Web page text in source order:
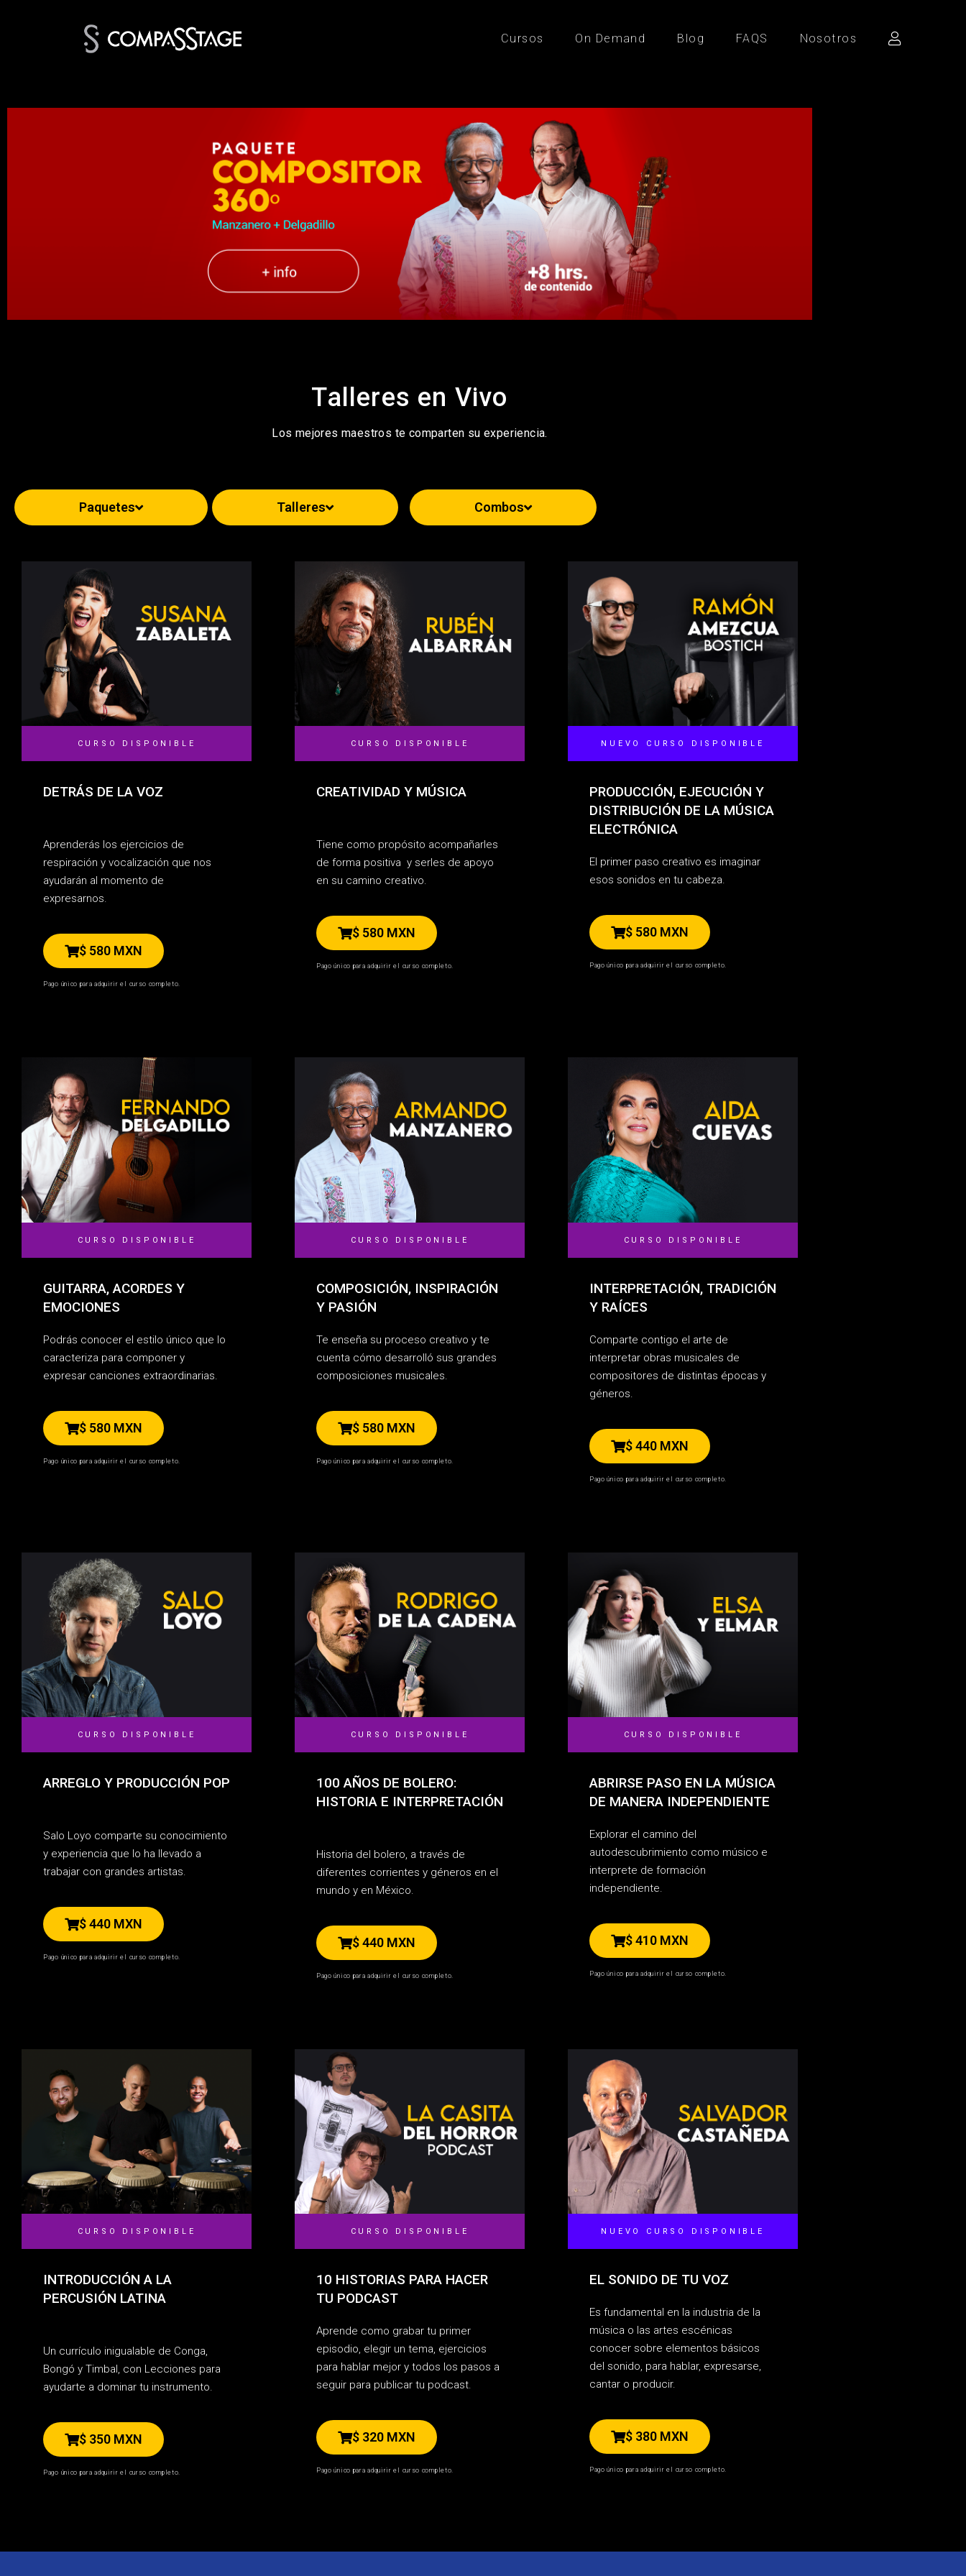
Cursos On Demand Blog FAQS Nosotros
Talleres en Vivo
Los mejores maestros te comparten su experiencia.
Paquetes Talleres Combos
CURSO DISPONIBLE
DETRÁS DE LA VOZ
Aprenderás los ejercicios de
respiración y vocalización que nos
ayudarán al momento de
expresarnos.
$ 580 MXN
Pago único para adquirir el curso completo.
CURSO DISPONIBLE
CREATIVIDAD Y MÚSICA
Tiene como propósito acompañarles
de forma positiva y serles de apoyo
en su camino creativo.
$ 580 MXN
Pago único para adquirir el curso completo.
NUEVO CURSO DISPONIBLE
PRODUCCIÓN, EJECUCIÓN Y
DISTRIBUCIÓN DE LA MÚSICA
ELECTRÓNICA
El primer paso creativo es imaginar
esos sonidos en tu cabeza.
$ 580 MXN
Pago único para adquirir el curso completo.
CURSO DISPONIBLE
GUITARRA, ACORDES Y
EMOCIONES
Podrás conocer el estilo único que lo
caracteriza para componer y
expresar canciones extraordinarias.
$ 580 MXN
Pago único para adquirir el curso completo.
CURSO DISPONIBLE
COMPOSICIÓN, INSPIRACIÓN
Y PASIÓN
Te enseña su proceso creativo y te
cuenta cómo desarrolló sus grandes
composiciones musicales.
$ 580 MXN
Pago único para adquirir el curso completo.
CURSO DISPONIBLE
INTERPRETACIÓN, TRADICIÓN
Y RAÍCES
Comparte contigo el arte de
interpretar obras musicales de
compositores de distintas épocas y
géneros.
$ 440 MXN
Pago único para adquirir el curso completo.
CURSO DISPONIBLE
ARREGLO Y PRODUCCIÓN POP
Salo Loyo comparte su conocimiento
y experiencia que lo ha llevado a
trabajar con grandes artistas.
$ 440 MXN
Pago único para adquirir el curso completo.
CURSO DISPONIBLE
100 AÑOS DE BOLERO:
HISTORIA E INTERPRETACIÓN
Historia del bolero, a través de
diferentes corrientes y géneros en el
mundo y en México.
$ 440 MXN
Pago único para adquirir el curso completo.
CURSO DISPONIBLE
ABRIRSE PASO EN LA MÚSICA
DE MANERA INDEPENDIENTE
Explorar el camino del
autodescubrimiento como músico e
interprete de formación
independiente.
$ 410 MXN
Pago único para adquirir el curso completo.
CURSO DISPONIBLE
INTRODUCCIÓN A LA
PERCUSIÓN LATINA
Un currículo inigualable de Conga,
Bongó y Timbal, con Lecciones para
ayudarte a dominar tu instrumento.
$ 350 MXN
Pago único para adquirir el curso completo.
CURSO DISPONIBLE
10 HISTORIAS PARA HACER
TU PODCAST
Aprende como grabar tu primer
episodio, elegir un tema, ejercicios
para hablar mejor y todos los pasos a
seguir para publicar tu podcast.
$ 320 MXN
Pago único para adquirir el curso completo.
NUEVO CURSO DISPONIBLE
EL SONIDO DE TU VOZ
Es fundamental en la industria de la
música o las artes escénicas
conocer sobre elementos básicos
del sonido, para hablar, expresarse,
cantar o producir.
$ 380 MXN
Pago único para adquirir el curso completo.